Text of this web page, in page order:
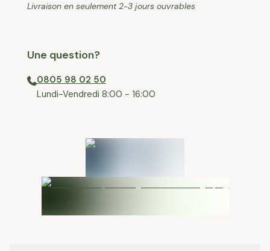
Livraison en seulement 2-3 jours ouvrables
Une question?
0805 98 02 50
⁠Lundi-Vendredi 8:00 - 16:00